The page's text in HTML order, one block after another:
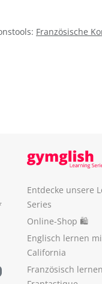
Französische
Entdecke unsere
Series
Online-Shop 🛍
Englisch lernen
California
Französisch